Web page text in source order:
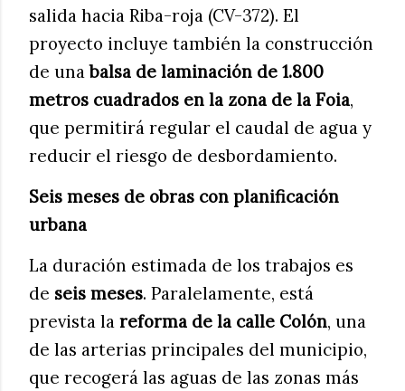
salida hacia Riba-roja (CV-372). El
proyecto incluye también la construcción
de unabalsa de laminación de 1.800
metros cuadrados en la zona de la Foia,
que permitirá regular el caudal de agua y
reducir el riesgo de desbordamiento.
Seis meses de obras con planificación
urbana
La duración estimada de los trabajos es
de seis meses. Paralelamente, está
prevista la reforma de la calle Colón, una
de las arterias principales del municipio,
que recogerá las aguas de las zonas más